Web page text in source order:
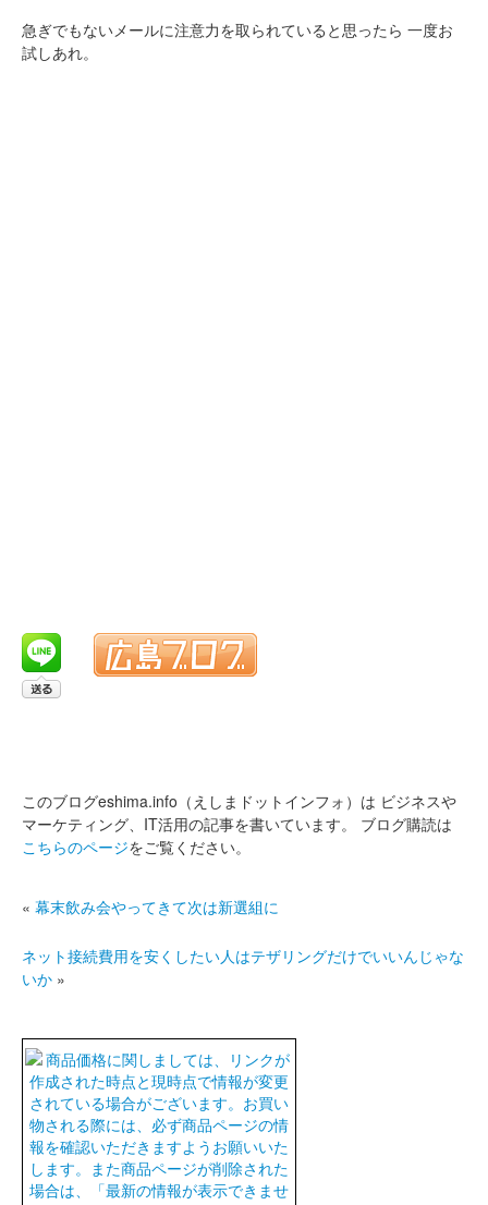
急ぎでもないメールに注意力を取られていると思ったら 一度お
試しあれ。
このブログeshima.info（えしまドットインフォ）は ビジネスや
マーケティング、IT活用の記事を書いています。
ブログ購読は
こちらのページをご覧ください。
« 幕末飲み会やってきて次は新選組に
ネット接続費用を安くしたい人はテザリングだけでいいんじゃな
いか »